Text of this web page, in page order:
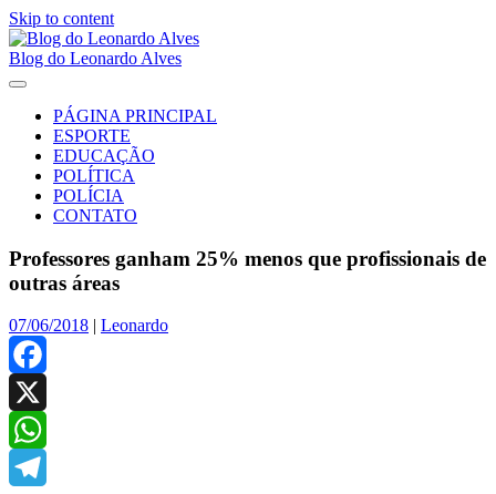
Skip to content
Blog do Leonardo Alves
PÁGINA PRINCIPAL
ESPORTE
EDUCAÇÃO
POLÍTICA
POLÍCIA
CONTATO
Professores ganham 25% menos que profissionais de
outras áreas
07/06/2018 | Leonardo
Facebook
X
WhatsApp